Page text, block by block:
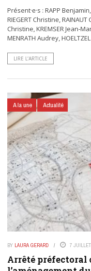
Présent·e·s : RAPP
RIEGERT Christine, RAINAUT
Christine, KREMSER Jean-
MENRATH Audrey,
LIRE L’ARTICLE
A la une Actualité
BY LAURA GERARD 7
Arrêté préfectoral